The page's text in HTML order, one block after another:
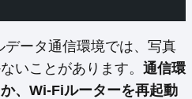
ータ通信環境では、写真
いことがあります。 通信環
、Wi-Fiルーターを再起動